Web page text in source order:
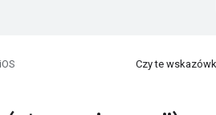
iOS
Czy te